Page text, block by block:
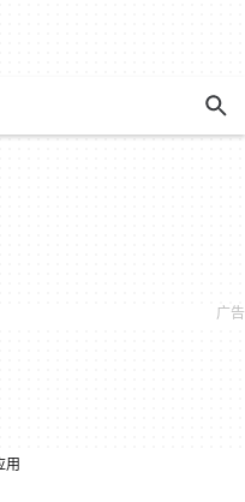
用